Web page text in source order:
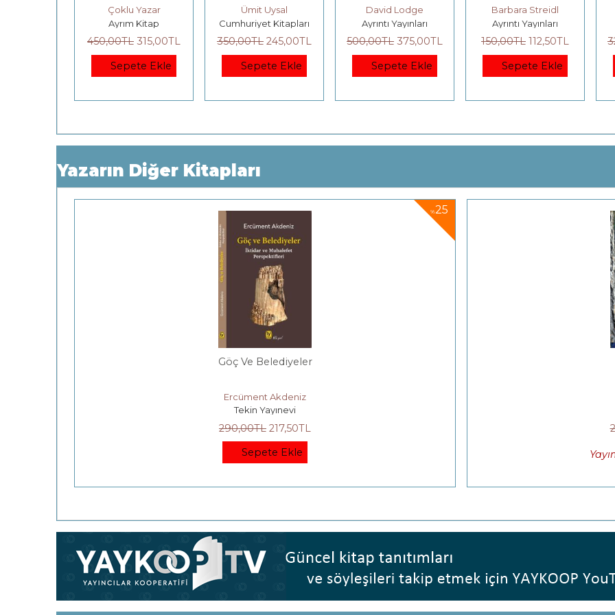
Cumhuriyet
Ümit Uysal
Cumhuriyet Kitapları
350,00TL 245,00TL
Sepete Ekle
David Lodge
Ayrıntı Yayınları
500,00TL 375,00TL
Sepete Ekle
Barbara Streidl
Ayrıntı Yayınları
150,00 TL 112,50TL
Sepete Ekle
Adam Phillips
Ayrıntı Yayınları
320,00TL 240,00
Sepete Ekle
Yazarın Diğer Kitapları
%25
Göç Ve Belediyeler
Ercüment Akdeniz
Tekin Yayınevi
290,00TL 217,50TL
Sepete Ekle